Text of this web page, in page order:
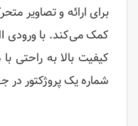
کیفیت بالا به راحتی
شماره یک پروژکتور در